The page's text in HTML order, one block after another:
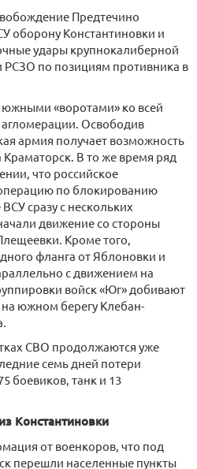
Предтечино
оборону Константиновки и
удары крупнокалиберной
РСЗО по позициям противника в
южными «воротами» ко всей
Освободив
армия получает возможность
Краматорск. В то же время ряд
что российское
по блокированию
сразу с нескольких
движение со стороны
Кроме того,
фланга от Яблоновки и
с движением на
войск «Юг» добивают
южном берегу Клебан-
СВО продолжаются уже
семь дней потери
боевиков, танк и 13
Константиновки
от военкоров, что под
перешли населенные пункты